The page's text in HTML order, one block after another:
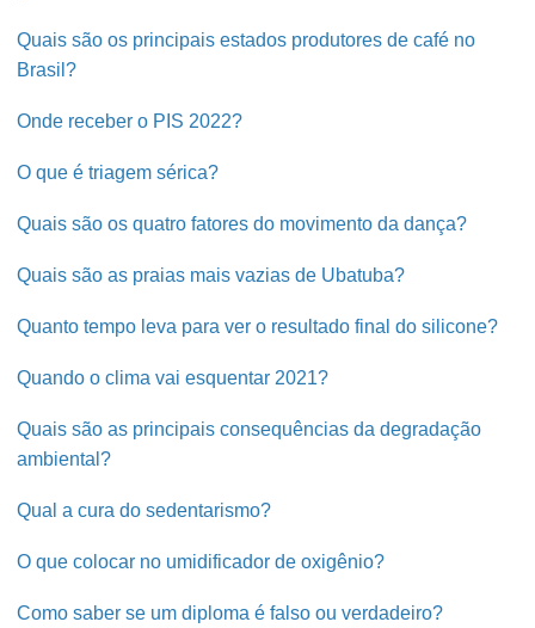
Quais são os principais estados produtores de café no
Brasil?
Onde receber o PIS 2022?
O que é triagem sérica?
Quais são os quatro fatores do movimento da dança?
Quais são as praias mais vazias de Ubatuba?
Quanto tempo leva para ver o resultado final do silicone?
Quando o clima vai esquentar 2021?
Quais são as principais consequências da degradação
ambiental?
Qual a cura do sedentarismo?
O que colocar no umidificador de oxigênio?
Como saber se um diploma é falso ou verdadeiro?